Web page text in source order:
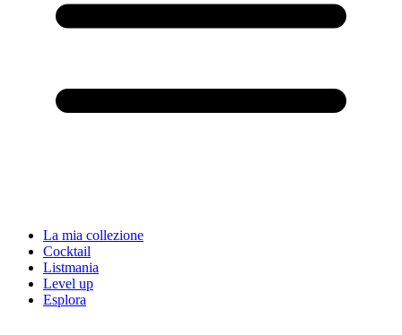
La mia collezione
Cocktail
Listmania
Level up
Esplora